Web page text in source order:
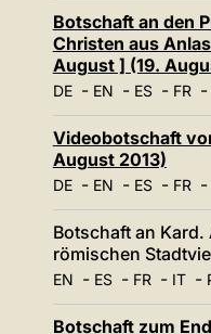
Botschaft an den
Christen aus
August ] (19.
DE- EN - ES- FR-
Videobotschaft
August 2013)
DE- EN - ES- FR-
Botschaft an
römischen
EN - ES- FR- IT-
Botschaft zum